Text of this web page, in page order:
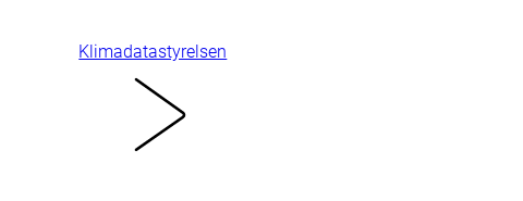
Klimadatastyrelsen